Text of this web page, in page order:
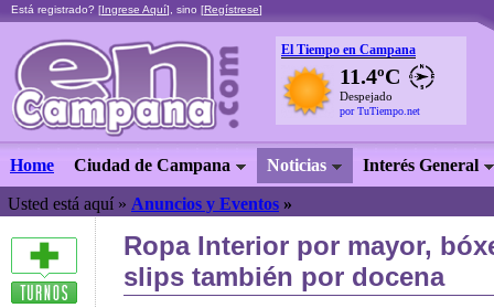
Está registrado? [Ingrese Aquí], sino [Regístrese]
El Tiempo en Campana
11.4ºC
Despejado
por TuTiempo.net
Home Ciudad de Campana Noticias Interés General
Usted está aquí » Anuncios y Eventos »
Ropa Interior por mayor,
slips también por docena